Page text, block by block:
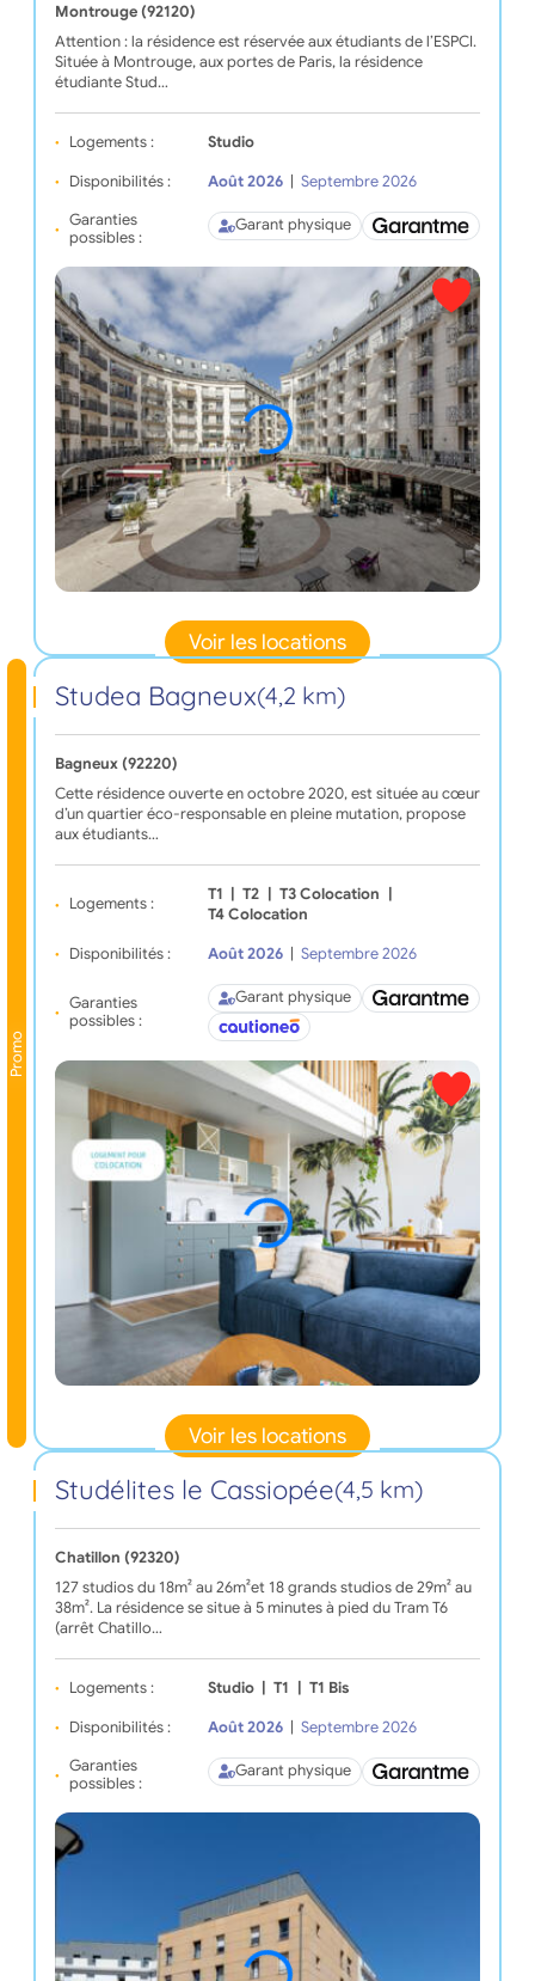
Montrouge (92120)
Attention : la résidence est réservée aux étudiants de l’ESPCI.
Située à Montrouge, aux portes de Paris, la résidence
étudiante Stud…
Logements : Studio
Disponibilités : Août 2026
Septembre 2026
Garanties
possibles :
Garant physique
Voir les locations
Promo
Studea Bagneux(4,2 km)
Bagneux (92220)
Cette résidence ouverte en octobre 2020, est située au cœur
d’un quartier éco-responsable en pleine mutation, propose
aux étudiants…
Logements :
T1 T2 T3 Colocation
T4 Colocation
Disponibilités : Août 2026 Septembre 2026
Garanties
possibles :
Garant physique
Voir les locations
Studélites le Cassiopée(4,5 km)
Chatillon (92320)
127 studios du 18m² au 26m²et 18 grands studios de 29m² au
38m². La résidence se situe à 5 minutes à pied du Tram T6
(arrêt Chatillo…
Logements : Studio | T1 | T1 Bis
Disponibilités : Août 2026 | Septembre 2026
Garanties
possibles :
Garant physique